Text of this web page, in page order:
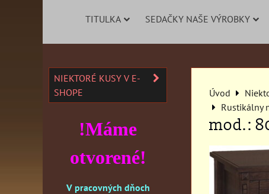
TITULKA SEDAČKY NAŠE VÝROBKY
Úvod
Rustikálny
mod.:
NIEKTORÉ KUSY V E-
SHOPE
!Máme
otvorené!
V pracovných dňoch